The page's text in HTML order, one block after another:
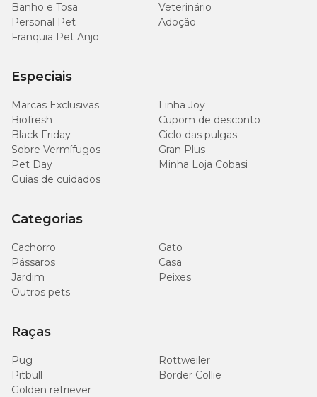
1 a 5 kg
10 a 15kg
1.016g
15 a 2424 a 60kg
Ácido Fólico (mín.) 5.000mg/kg; Biotina (mín.) 500mg/kg; Colina
(mín.) 50mg/kg; lodo (mín.) 10mg/kg; Niacina (mín.) 11,40mg/kg;
Ácido Pantotênico (mín.) 0,18mg/kg; Selênio (mín.) 1mg/kg;
Vitamina B1 (mín.) 1mg/kg; Vitamina B12 (mín.) 6.000mcg/kg;
Vitamina B2 (mín.) 2mg/kg; Vitamina B6 (Mín.) 2mg/kg;
Vitamina D3 (mín.) 500UI/kg; Vitamina E (mín.) 250UI/kg;
Vitamina K3 (mín.) 0,50mg/kg.
Banho e Tosa
Veterinário
Personal Pet
Adoção
Franquia Pet Anjo
Especiais
Marcas Exclusivas
Linha Joy
Biofresh
Cupom de desconto
Black Friday
Ciclo das pulgas
Sobre Vermífugos
Gran Plus
Pet Day
Minha Loja Cobasi
Guias de cuidados
Categorias
Cachorro
Gato
Pássaros
Casa
Jardim
Peixes
Outros pets
Raças
Pug
Rottweiler
Pitbull
Border Collie
Golden retriever